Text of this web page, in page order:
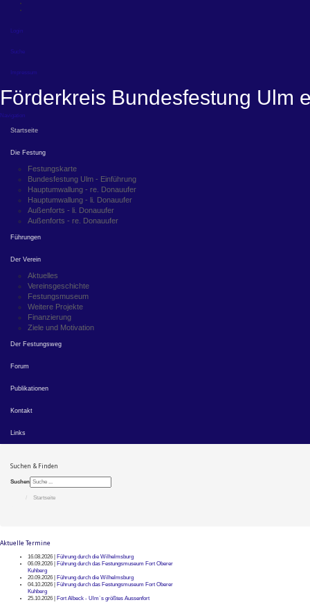
Login
Suche
Impressum
Förderkreis Bundesfestung Ulm
Navigation
Startseite
Die Festung
Festungskarte
Bundesfestung Ulm - Einführung
Hauptumwallung - re. Donauufer
Hauptumwallung - li. Donauufer
Außenforts - li. Donauufer
Außenforts - re. Donauufer
Führungen
Der Verein
Aktuelles
Vereinsgeschichte
Festungsmuseum
Weitere Projekte
Finanzierung
Ziele und Motivation
Der Festungsweg
Forum
Publikationen
Kontakt
Links
Suchen & Finden
Suchen
Startseite
Aktuelle Termine
16.08.2026 |
Führung durch die Wilhelmsburg
06.09.2026 |
Führung durch das Festungsmuseum Fort Oberer
Kuhberg
20.09.2026 |
Führung durch die Wilhelmsburg
04.10.2026 |
Führung durch das Festungsmuseum Fort Oberer
Kuhberg
25.10.2026 |
Fort Albeck - Ulm`s größtes Aussenfort